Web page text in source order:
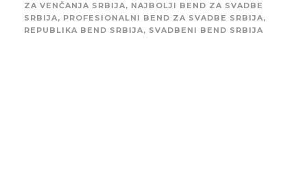
ZA VENČANJA SRBIJA, NAJBOLJI BEND ZA SVADBE
SRBIJA, PROFESIONALNI BEND ZA SVADBE SRBIJA,
REPUBLIKA BEND SRBIJA, SVADBENI BEND SRBIJA